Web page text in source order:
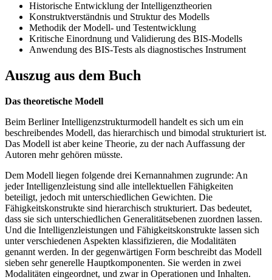
Historische Entwicklung der Intelligenztheorien
Konstruktverständnis und Struktur des Modells
Methodik der Modell- und Testentwicklung
Kritische Einordnung und Validierung des BIS-Modells
Anwendung des BIS-Tests als diagnostisches Instrument
Auszug aus dem Buch
Das theoretische Modell
Beim Berliner Intelligenzstrukturmodell handelt es sich um ein
beschreibendes Modell, das hierarchisch und bimodal strukturiert ist.
Das Modell ist aber keine Theorie, zu der nach Auffassung der
Autoren mehr gehören müsste.
Dem Modell liegen folgende drei Kernannahmen zugrunde: An
jeder Intelligenzleistung sind alle intellektuellen Fähigkeiten
beteiligt, jedoch mit unterschiedlichen Gewichten. Die
Fähigkeitskonstrukte sind hierarchisch strukturiert. Das bedeutet,
dass sie sich unterschiedlichen Generalitätsebenen zuordnen lassen.
Und die Intelligenzleistungen und Fähigkeitskonstrukte lassen sich
unter verschiedenen Aspekten klassifizieren, die Modalitäten
genannt werden. In der gegenwärtigen Form beschreibt das Modell
sieben sehr generelle Hauptkomponenten. Sie werden in zwei
Modalitäten eingeordnet, und zwar in Operationen und Inhalten.